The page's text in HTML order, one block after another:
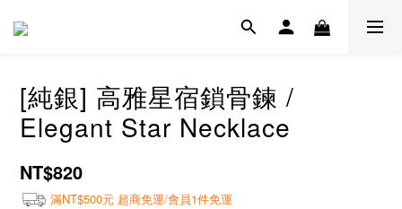
[純銀] 高雅星宿鎖骨鍊 /
Elegant Star Necklace
NT$820
滿NT$500元 超商免運/會員1件免運